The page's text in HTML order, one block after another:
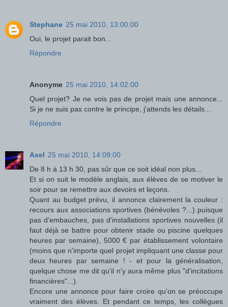
Stephane 25 mai 2010, 13:00:00
Oui, le projet parait bon...
Répondre
Anonyme 25 mai 2010, 14:02:00
Quel projet? Je ne vois pas de projet mais une annonce...
Si je ne suis pas contre le principe, j'attends les détails...
Répondre
Axel 25 mai 2010, 14:09:00
De 8 h à 13 h 30, pas sûr que ce soit idéal non plus...
Et si on suit le modèle anglais, aux élèves de se motiver le
soir pour se remettre aux devoirs et leçons.
Quant au budget prévu, il annonce clairement la couleur :
recours aux associations sportives (bénévoles ?...) puisque
pas d'embauches, pas d'installations sportives nouvelles (il
faut déjà se battre pour obtenir stade ou piscine quelques
heures par semaine), 5000 € par établissement volontaire
(moins que n'importe quel projet impliquant une classe pour
deux heures par semaine ! - et pour la généralisation,
quelque chose me dit qu'il n'y aura même plus "d'incitations
financières"...).
Encore une annonce pour faire croire qu'on se préoccupe
vraiment des élèves. Et pendant ce temps, les collègues